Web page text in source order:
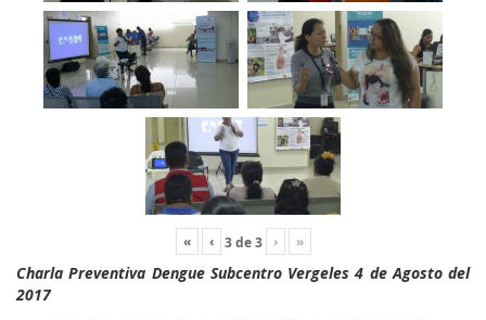
« ‹ 3de3 › »
Charla Preventiva Dengue Subcentro Vergeles 4 de Agosto del
2017